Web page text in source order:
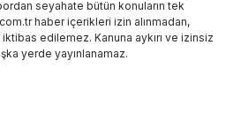
seyahate bütün konuların tek
haber içerikleri izin alınmadan,
edilemez. Kanuna aykırı ve izinsiz
yerde yayınlanamaz.